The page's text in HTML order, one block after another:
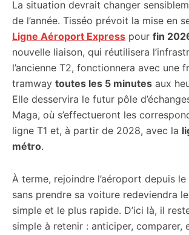
La situation devrait changer
de l’année. Tisséo prévoit la mise en
Ligne Aéroport Express pour fin
nouvelle liaison, qui réutilisera
l’ancienne T2, fonctionnera avec une
tramway toutes les 5 minutes aux
Elle desservira le futur pôle
Maga, où s’effectueront les
ligne T1 et, à partir de 2028, avec la
métro.
À terme, rejoindre l’aéroport depuis
sans prendre sa voiture redeviendra
simple et le plus rapide. D’ici là, il
simple à retenir : anticiper, comparer,